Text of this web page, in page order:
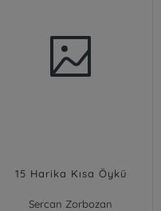
15 Harika Kısa Öykü
Sercan Zorbozan